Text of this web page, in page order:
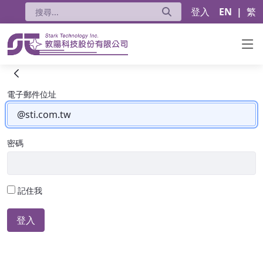
登入 EN | 繁
搜尋
登入
電子郵件位址
密碼
記住我
登入